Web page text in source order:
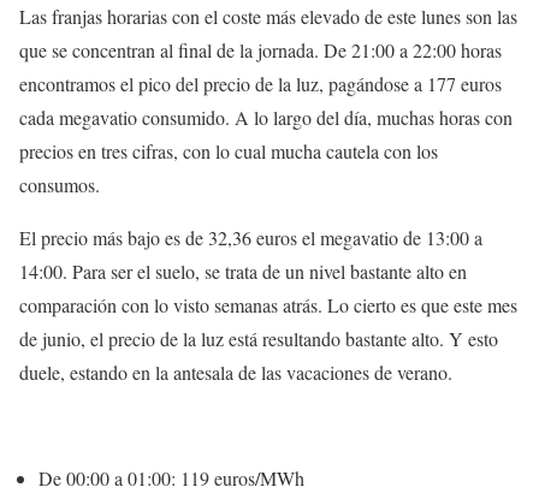
Las franjas horarias con el coste más elevado de este lunes son las
que se concentran al final de la jornada. De 21:00 a 22:00 horas
encontramos el pico del precio de la luz, pagándose a 177 euros
cada megavatio consumido. A lo largo del día, muchas horas con
precios en tres cifras, con lo cual mucha cautela con los
consumos.
El precio más bajo es de 32,36 euros el megavatio de 13:00 a
14:00. Para ser el suelo, se trata de un nivel bastante alto en
comparación con lo visto semanas atrás. Lo cierto es que este mes
de junio, el precio de la luz está resultando bastante alto. Y esto
duele, estando en la antesala de las vacaciones de verano.
De 00:00 a 01:00: 119 euros/MWh